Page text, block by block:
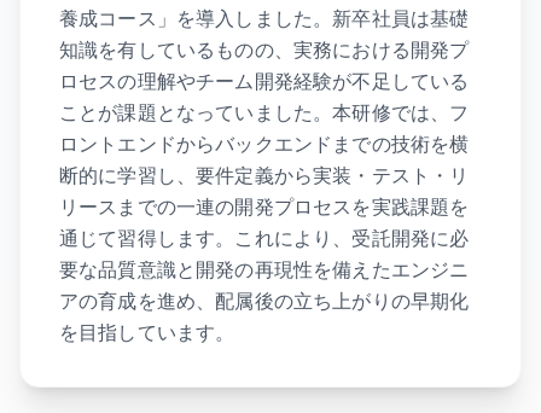
養成コース」を導入しました。新卒社員は基礎
知識を有しているものの、実務における開発プ
ロセスの理解やチーム開発経験が不足している
ことが課題となっていました。本研修では、フ
ロントエンドからバックエンドまでの技術を横
断的に学習し、要件定義から実装・テスト・リ
リースまでの一連の開発プロセスを実践課題を
通じて習得します。これにより、受託開発に必
要な品質意識と開発の再現性を備えたエンジニ
アの育成を進め、配属後の立ち上がりの早期化
を目指しています。